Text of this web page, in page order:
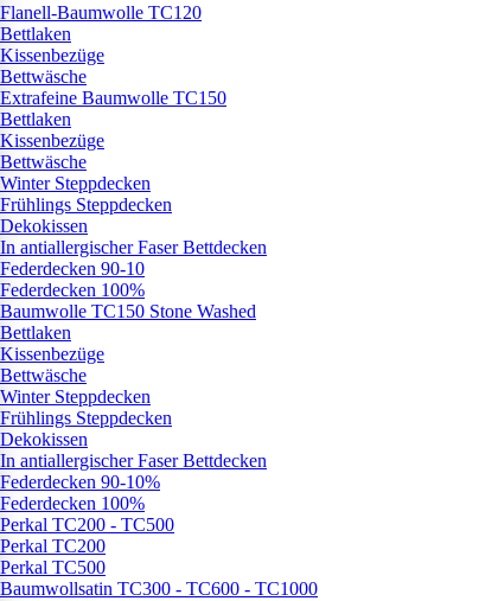
Flanell-Baumwolle TC120
Bettlaken
Kissenbezüge
Bettwäsche
Extrafeine Baumwolle TC150
Bettlaken
Kissenbezüge
Bettwäsche
Winter Steppdecken
Frühlings Steppdecken
Dekokissen
In antiallergischer Faser Bettdecken
Federdecken 90-10
Federdecken 100%
Baumwolle TC150 Stone Washed
Bettlaken
Kissenbezüge
Bettwäsche
Winter Steppdecken
Frühlings Steppdecken
Dekokissen
In antiallergischer Faser Bettdecken
Federdecken 90-10%
Federdecken 100%
Perkal TC200 - TC500
Perkal TC200
Perkal TC500
Baumwollsatin TC300 - TC600 - TC1000